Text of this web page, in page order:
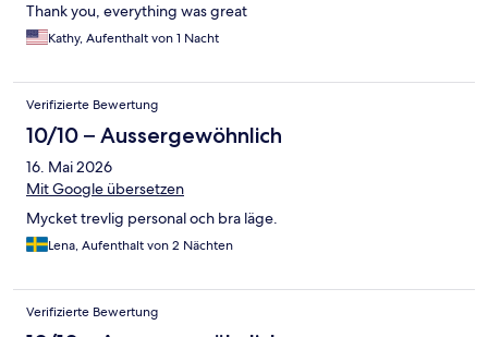
Thank you, everything was great
Kathy, Aufenthalt von 1 Nacht
Verifizierte Bewertung
10/10 – Aussergewöhnlich
16. Mai 2026
Mit Google übersetzen
Mycket trevlig personal och bra läge.
Lena, Aufenthalt von 2 Nächten
Verifizierte Bewertung